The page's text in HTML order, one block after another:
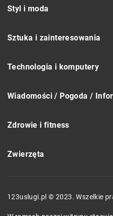
Styl i moda
Sztuka i zainteresowania
Technologia i komputery
Wiadomości / Pogoda /
Zdrowie i fitness
Zwierzęta
123uslugi.pl © 2023. Wszelkie